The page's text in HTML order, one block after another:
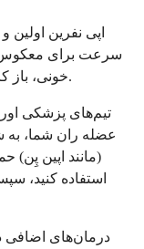
اپی نفرین اولین
سرعت برای معکوس
خونی، باز کردن راه‌های هوایی و کاهش تورم عمل می‌کند.
تیم‌های پزشکی
عضله ران شما، به
(مانند اپین پِن)
استفاده کنید،
درمان‌های اضافی